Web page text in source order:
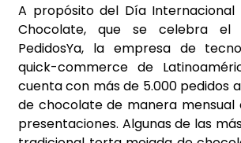
A propósito del Día
Chocolate, que se celebra el
PedidosYa, la empresa de
quick-commerce de
cuenta con más de 5.000 pedidos
de chocolate de manera mensual
presentaciones. Algunas de las